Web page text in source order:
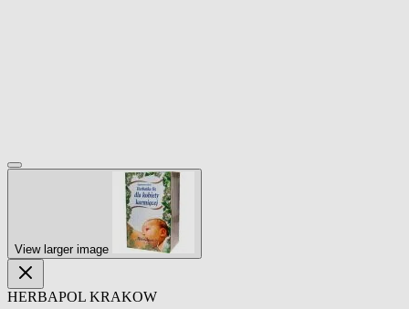
View larger image
HERBAPOL KRAKOW